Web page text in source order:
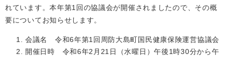
れています。本年第1回の協議会が開催されましたので、その概
要についてお知らせします。
会議名 令和6年第1回周防大島町国民健康保険運営協議会
開催日時 令和6年2月21日（水曜日）午後1時30分から午